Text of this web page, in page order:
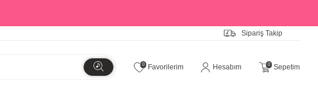
Sipariş Takip
0 Favorilerim Hesabım 0 Sepetim